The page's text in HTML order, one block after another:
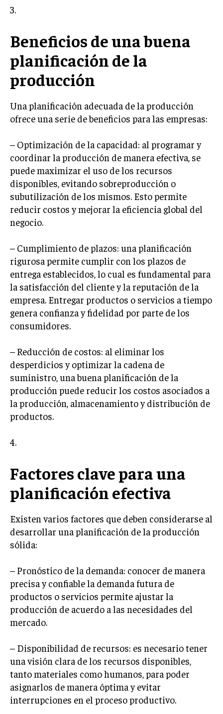
EMPRENDIMIENTO
GESTIÓN DEL CAMBIO
LIDERAZGO
HABILIDADES DIRECTIVAS
PLANIFICACIÓN EMPRESARIAL
FINANZAS
FINANZAS Y CONTABILIDAD
GESTIÓN DE RECURSOS FINANCIEROS
INVERSIONES Y MERCADOS FINANCIEROS
ECONOMÍA EMPRESARIAL
INTERNACIONAL
NEGOCIOS INTERNACIONALES
COMERCIO INTERNACIONAL
EXPANSIÓN GLOBAL
ALIANZAS ESTRATÉGICAS
TECNOLOGIA
SOSTENIBILIDAD Y MEDIO AMBIENTE
GESTIÓN DE LA INNOVACIÓN TECNOLÓGICA
CIBERSEGURIDAD EMPRESARIAL
GESTIÓN DEL RIESGO EMPRESARIAL
NEGOCIACIÓN Y RESOLUCIÓN DE CONFLICTOS
DERECHO EMPRESARIAL Y REGULACIONES
ÉXITO EMPRESARIAL Y CASOS DE ESTUDIO
GOBIERNO CORPORATIVO
MARKETING B2B
MARKETING B2C
FRANQUICIAS
3.
Beneficios de una buena
planificación de la
producción
Una planificación adecuada de la producción
ofrece una serie de beneficios para las empresas:
– Optimización de la capacidad: al programar y
coordinar la producción de manera efectiva, se
puede maximizar el uso de los recursos
disponibles, evitando sobreproducción o
subutilización de los mismos. Esto permite
reducir costos y mejorar la eficiencia global del
negocio.
– Cumplimiento de plazos: una planificación
rigurosa permite cumplir con los plazos de
entrega establecidos, lo cual es fundamental para
la satisfacción del cliente y la reputación de la
empresa. Entregar productos o servicios a tiempo
genera confianza y fidelidad por parte de los
consumidores.
– Reducción de costos: al eliminar los
desperdicios y optimizar la cadena de
suministro, una buena planificación de la
producción puede reducir los costos asociados a
la producción, almacenamiento y distribución de
productos.
4.
Factores clave para una
planificación efectiva
Existen varios factores que deben considerarse al
desarrollar una planificación de la producción
sólida:
– Pronóstico de la demanda: conocer de manera
precisa y confiable la demanda futura de
productos o servicios permite ajustar la
producción de acuerdo a las necesidades del
mercado.
– Disponibilidad de recursos: es necesario tener
una visión clara de los recursos disponibles,
tanto materiales como humanos, para poder
asignarlos de manera óptima y evitar
interrupciones en el proceso productivo.